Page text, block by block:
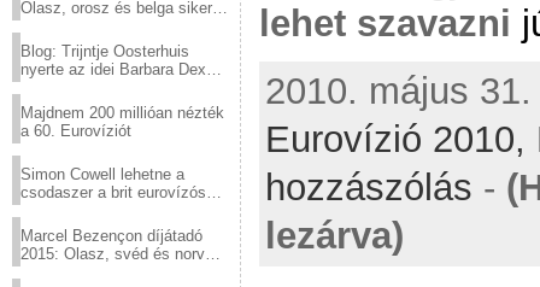
Olasz, orosz és belga siker,
Blog: Trijntje Oosterhuis
nyerte az idei Barbara Dex
Majdnem 200 millióan nézték
a 60. Eurovíziót
Simon Cowell lehetne a
csodaszer a brit eurovízós
Marcel Bezençon díjátadó
2015: Olasz, svéd és norvég
lehet szavazni
2010. május
Eurovízió 2010,
hozzászólás -
lezárva)